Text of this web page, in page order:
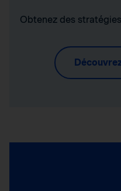
Obtenez des